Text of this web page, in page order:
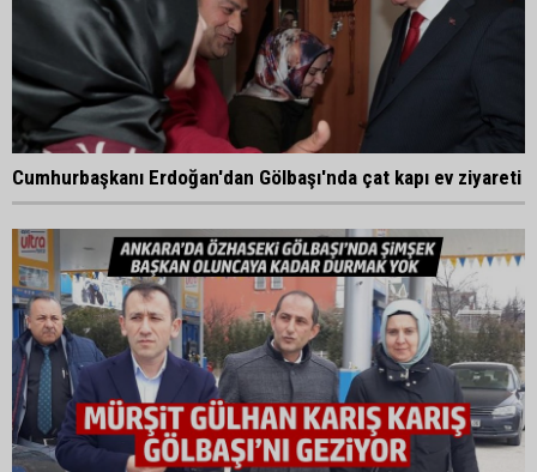
Cumhurbaşkanı Erdoğan'dan Gölbaşı'nda çat kapı ev ziyareti